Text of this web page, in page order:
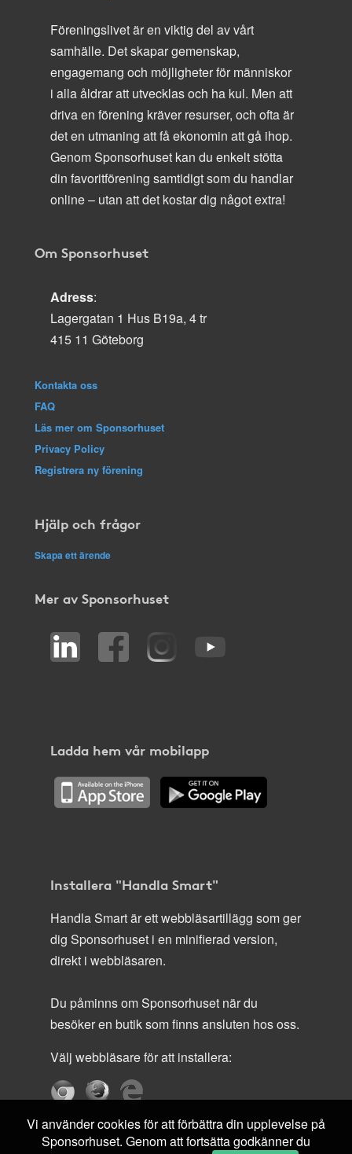
Föreningslivet är en viktig del av vårt
samhälle. Det skapar gemenskap,
engagemang och möjligheter för människor
i alla åldrar att utvecklas och ha kul. Men att
driva en förening kräver resurser, och ofta är
det en utmaning att få ekonomin att gå ihop.
Genom Sponsorhuset kan du enkelt stötta
din favoritförening samtidigt som du handlar
online – utan att det kostar dig något extra!
Om Sponsorhuset
Adress:
Lagergatan 1 Hus B19a, 4 tr
415 11 Göteborg
Kontakta oss
FAQ
Läs mer om Sponsorhuset
Privacy Policy
Registrera ny förening
Hjälp och frågor
Skapa ett ärende
Mer av Sponsorhuset
Ladda hem vår mobilapp
Installera "Handla Smart"
Handla Smart är ett webbläsartillägg som ger
dig Sponsorhuset i en minifierad version,
direkt i webbläsaren.
Du påminns om Sponsorhuset när du
besöker en butik som finns ansluten hos oss.
Välj webbläsare för att installera:
Vi använder cookies för att förbättra din upplevelse på
Sponsorhuset. Genom att fortsätta godkänner du